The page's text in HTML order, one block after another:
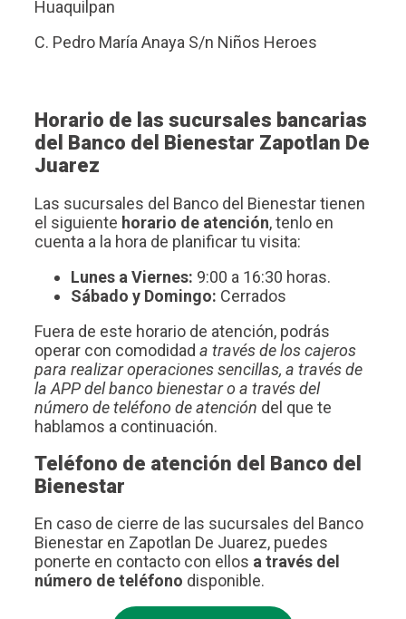
Huaquilpan
C. Pedro María Anaya S/n Niños Heroes
Horario de las sucursales bancarias
del Banco del Bienestar Zapotlan De
Juarez
Las sucursales del Banco del Bienestar tienen
el siguiente horario de atención, tenlo en
cuenta a la hora de planificar tu visita:
Lunes a Viernes: 9:00 a 16:30 horas.
Sábado y Domingo: Cerrados
Fuera de este horario de atención, podrás
operar con comodidad a través de los cajeros
para realizar operaciones sencillas, a través de
la APP del banco bienestar o a través del
número de teléfono de atención del que te
hablamos a continuación.
Teléfono de atención del Banco del
Bienestar
En caso de cierre de las sucursales del Banco
Bienestar en Zapotlan De Juarez, puedes
ponerte en contacto con ellos a través del
número de teléfono disponible.